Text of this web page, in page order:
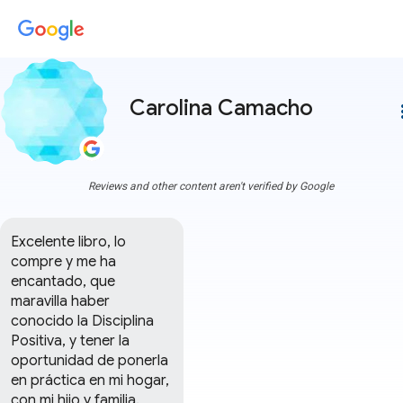
Carolina Camacho
Reviews and other content aren't verified by Google
Excelente libro, lo
compre y me ha
encantado, que
maravilla haber
conocido la Disciplina
Positiva, y tener la
oportunidad de ponerla
en práctica en mi hogar,